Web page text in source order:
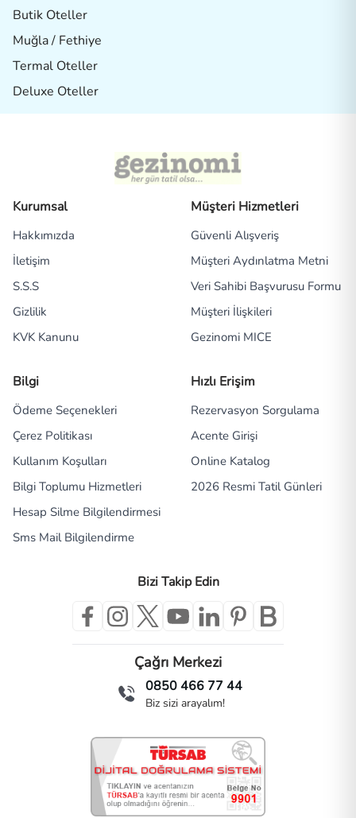
Butik Oteller
Muğla / Fethiye
Termal Oteller
Deluxe Oteller
Kurumsal
Hakkımızda
İletişim
S.S.S
Gizlilik
KVK Kanunu
Müşteri Hizmetleri
Güvenli Alışveriş
Müşteri Aydınlatma Metni
Veri Sahibi Başvurusu Formu
Müşteri İlişkileri
Gezinomi MICE
Bilgi
Ödeme Seçenekleri
Çerez Politikası
Kullanım Koşulları
Bilgi Toplumu Hizmetleri
Hesap Silme Bilgilendirmesi
Sms Mail Bilgilendirme
Hızlı Erişim
Rezervasyon Sorgulama
Acente Girişi
Online Katalog
2026 Resmi Tatil Günleri
Bizi Takip Edin
Çağrı Merkezi
0850 466 77 44
Biz sizi arayalım!